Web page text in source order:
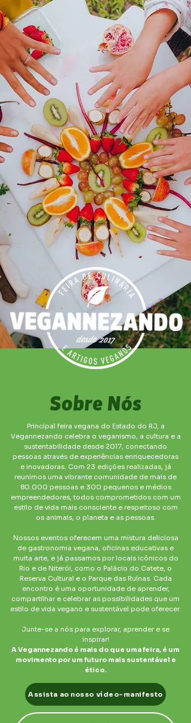
Sobre Nós
Principal feira vegana do Estado do RJ, a
Vegannezando celebra o veganismo, a cultura e a
sustentabilidade desde 2017, conectando
pessoas através de experiências enriquecedoras
e inovadoras. Com 23 edições realizadas, já
reunimos uma vibrante comunidade de mais de
80.000 pessoas e 300 pequenos e médios
empreendedores, todos comprometidos com um
estilo de vida mais consciente e respeitoso com
os animais, o planeta e as pessoas.
Nossos eventos oferecem uma mistura deliciosa
de gastronomia vegana, oficinas educativas e
muita arte, e já passamos por locais icônicos do
Rio e de Niterói, como o Palácio do Catete, o
Reserva Cultural e o Parque das Ruínas. Cada
encontro é uma oportunidade de aprender,
compartilhar e celebrar as possibilidades que um
estilo de vida vegano e sustentável pode oferecer.
Junte-se a nós para explorar, aprender e se
inspirar!
A Vegannezando é mais do que uma feira, é um
movimento por um futuro mais sustentável e
ético.
Assista ao nosso vídeo-manifesto